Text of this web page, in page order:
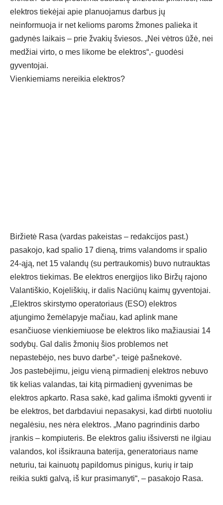
elektros tiekėjai apie planuojamus darbus jų
neinformuoja ir net kelioms paroms žmones palieka it
gadynės laikais – prie žvakių šviesos. „Nei vėtros ūžė, nei
medžiai virto, o mes likome be elektros“,- guodėsi
gyventojai.
Vienkiemiams nereikia elektros?
Biržietė Rasa (vardas pakeistas – redakcijos past.)
pasakojo, kad spalio 17 dieną, trims valandoms ir spalio
24-ąją, net 15 valandų (su pertraukomis) buvo nutrauktas
elektros tiekimas. Be elektros energijos liko Biržų rajono
Valantiškio, Kojeliškių, ir dalis Naciūnų kaimų gyventojai.
„Elektros skirstymo operatoriaus (ESO) elektros
atjungimo žemėlapyje mačiau, kad aplink mane
esančiuose vienkiemiuose be elektros liko mažiausiai 14
sodybų. Gal dalis žmonių šios problemos net
nepastebėjo, nes buvo darbe“,- teigė pašnekovė.
Jos pastebėjimu, jeigu vieną pirmadienį elektros nebuvo
tik kelias valandas, tai kitą pirmadienį gyvenimas be
elektros apkarto. Rasa sakė, kad galima išmokti gyventi ir
be elektros, bet darbdaviui nepasakysi, kad dirbti nuotoliu
negalėsiu, nes nėra elektros. „Mano pagrindinis darbo
įrankis – kompiuteris. Be elektros galiu išsiversti ne ilgiau
valandos, kol išsikrauna baterija, generatoriaus name
neturiu, tai kainuotų papildomus pinigus, kurių ir taip
reikia sukti galvą, iš kur prasimanyti“, – pasakojo Rasa.